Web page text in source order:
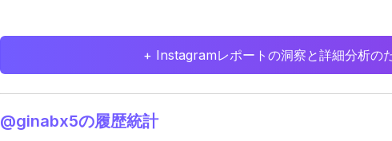
+ Instagramレポートの洞察と詳細分析の
@ginabx5の履歴統計